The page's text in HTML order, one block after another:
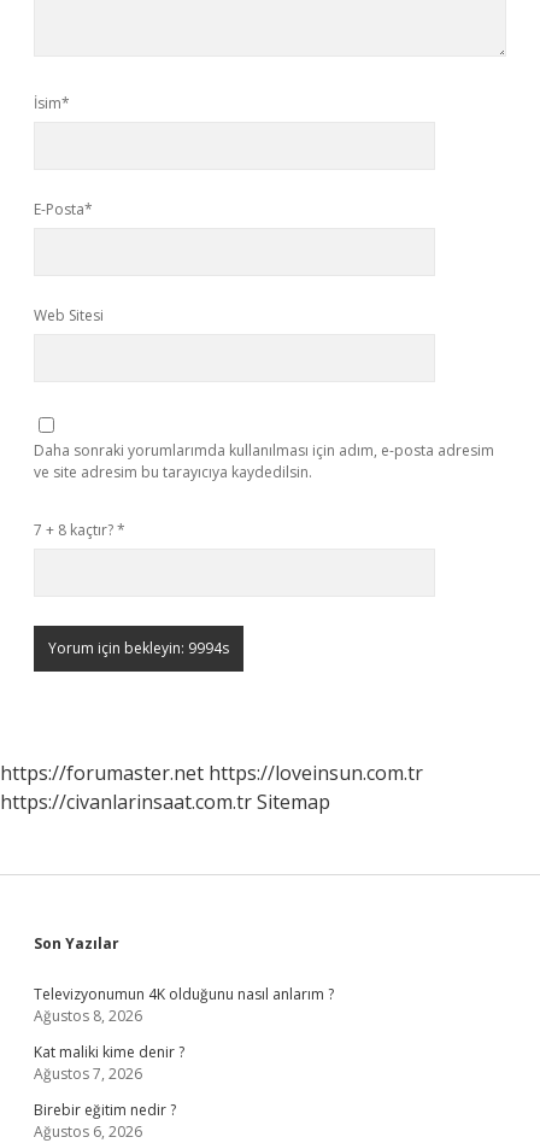
İsim*
E-Posta*
Web Sitesi
Daha sonraki yorumlarımda kullanılması için adım, e-posta adresim
ve site adresim bu tarayıcıya kaydedilsin.
7 + 8 kaçtır?*
https://forumaster.net https://loveinsun.com.tr
https://civanlarinsaat.com.trSitemap
Sidebar
Son Yazılar
Televizyonumun 4K olduğunu nasıl anlarım ?
Ağustos 8, 2026
Kat maliki kime denir ?
Ağustos 7, 2026
Birebir eğitim nedir ?
Ağustos 6, 2026